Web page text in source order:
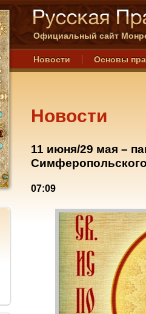
Официальный сайт
Новости Основы
Новости
11 июня/29 мая –
07:09